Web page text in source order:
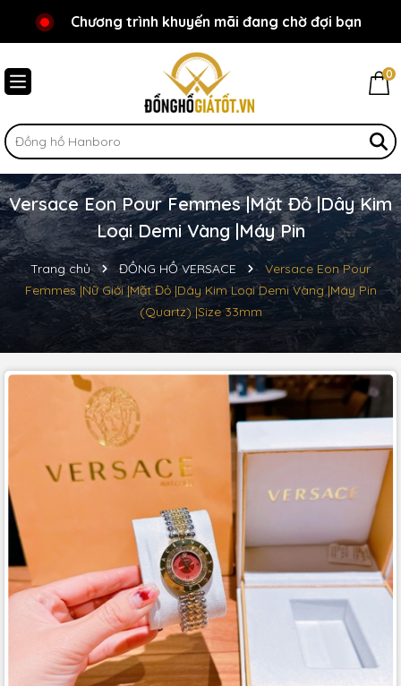
Chào mừng bạn đến với Đồnghồgiátốt.vn!
Chương trình khuyến mãi đang chờ đợi bạn
0
Versace Eon Pour Femmes |Mặt Đỏ |Dây Kim
Loại Demi Vàng |Máy Pin
Trang chủ ĐỒNG HỒ VERSACE
Versace Eon Pour
Femmes |Nữ Giới |Mặt Đỏ |Dây Kim Loại Demi Vàng |Máy Pin
(Quartz) |Size 33mm